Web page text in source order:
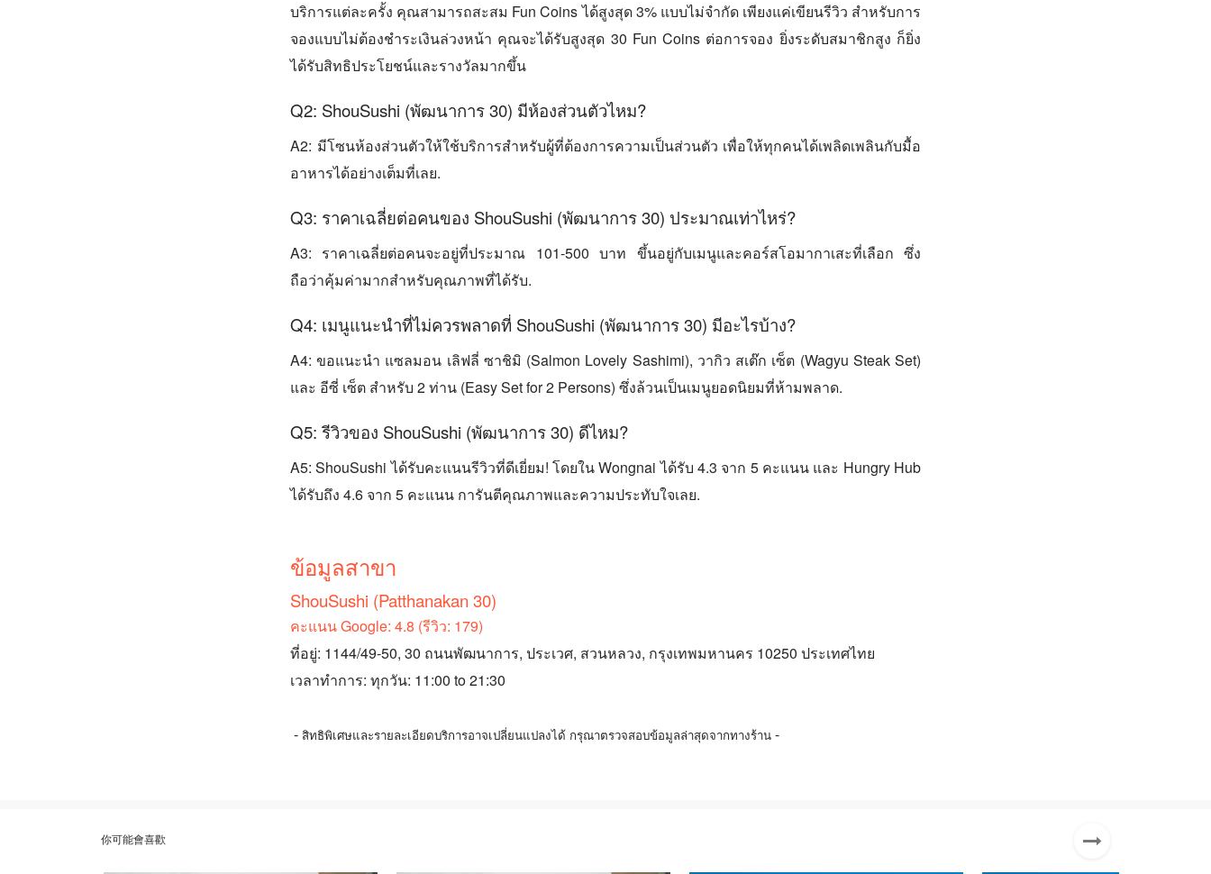
บริการแต่ละครั้ง คุณสามารถสะสม Fun Coins ได้สูงสุด 3% แบบไม่จำกัด เพียงแค่เขียนรีวิว สำหรับการ
จองแบบไม่ต้องชำระเงินล่วงหน้า คุณจะได้รับสูงสุด 30 Fun Coins ต่อการจอง ยิ่งระดับสมาชิกสูง ก็ยิ่ง
ได้รับสิทธิประโยชน์และรางวัลมากขึ้น
Q2: ShouSushi (พัฒนาการ 30) มีห้องส่วนตัวไหม?
A2: มีโซนห้องส่วนตัวให้ใช้บริการสำหรับผู้ที่ต้องการความเป็นส่วนตัว เพื่อให้ทุกคนได้เพลิดเพลินกับมื้อ
อาหารได้อย่างเต็มที่เลย.
Q3: ราคาเฉลี่ยต่อคนของ ShouSushi (พัฒนาการ 30) ประมาณเท่าไหร่?
A3: ราคาเฉลี่ยต่อคนจะอยู่ที่ประมาณ 101-500 บาท ขึ้นอยู่กับเมนูและคอร์สโอมากาเสะที่เลือก ซึ่ง
ถือว่าคุ้มค่ามากสำหรับคุณภาพที่ได้รับ.
Q4: เมนูแนะนำที่ไม่ควรพลาดที่ ShouSushi (พัฒนาการ 30) มีอะไรบ้าง?
A4: ขอแนะนำ แซลมอน เลิฟลี่ ซาชิมิ (Salmon Lovely Sashimi), วากิว สเต๊ก เซ็ต (Wagyu Steak Set)
และ อีซี่ เซ็ต สำหรับ 2 ท่าน (Easy Set for 2 Persons) ซึ่งล้วนเป็นเมนูยอดนิยมที่ห้ามพลาด.
Q5: รีวิวของ ShouSushi (พัฒนาการ 30) ดีไหม?
A5: ShouSushi ได้รับคะแนนรีวิวที่ดีเยี่ยม! โดยใน Wongnai ได้รับ 4.3 จาก 5 คะแนน และ Hungry Hub
ได้รับถึง 4.6 จาก 5 คะแนน การันตีคุณภาพและความประทับใจเลย.
ข้อมูลสาขา
ShouSushi (Patthanakan 30)
คะแนน Google: 4.8 (รีวิว: 179)
ที่อยู่: 1144/49-50, 30 ถนนพัฒนาการ, ประเวศ, สวนหลวง, กรุงเทพมหานคร 10250 ประเทศไทย
เวลาทำการ: ทุกวัน: 11:00 to 21:30
- สิทธิพิเศษและรายละเอียดบริการอาจเปลี่ยนแปลงได้ กรุณาตรวจสอบข้อมูลล่าสุดจากทางร้าน -
你可能會喜歡